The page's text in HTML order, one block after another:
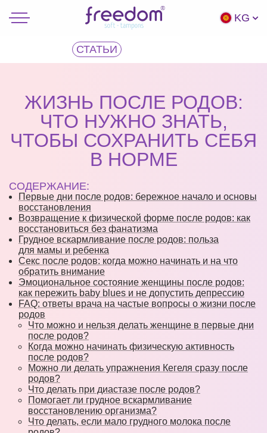
KG
СТАТЬИ
ЖИЗНЬ ПОСЛЕ РОДОВ:
ЧТО НУЖНО ЗНАТЬ,
ЧТОБЫ СОХРАНИТЬ СЕБЯ
В НОРМЕ
СОДЕРЖАНИЕ:
Первые дни после родов: бережное начало и основы
восстановления
Возвращение к физической форме после родов: как
восстановиться без фанатизма
Грудное вскармливание после родов: польза
для мамы и ребенка
Секс после родов: когда можно начинать и на что
обратить внимание
Эмоциональное состояние женщины после родов:
как пережить baby blues и не допустить депрессию
FAQ: ответы врача на частые вопросы о жизни после
родов
Что можно и нельзя делать женщине в первые дни
после родов?
Когда можно начинать физическую активность
после родов?
Можно ли делать упражнения Кегеля сразу после
родов?
Что делать при диастазе после родов?
Помогает ли грудное вскармливание
восстановлению организма?
Что делать, если мало грудного молока после